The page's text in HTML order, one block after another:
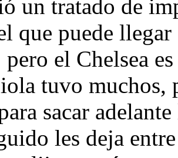
un tratado de
que puede
pero el Chelsea
tuvo muchos,
sacar
les deja